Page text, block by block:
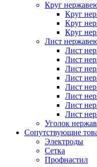
Круг
Круг
Круг
Круг
Лист
Лист
Лист
Лист
Лист
Лист
Лист
Лист
Лист
Уголок
Cопутствующие
Электроды
Сетка
Профнастил